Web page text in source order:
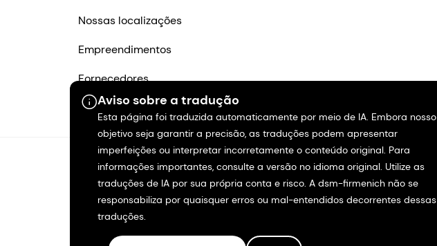
Aviso sobre a tradução
Esta página foi traduzida automaticamente por meio de IA. Embora nosso
objetivo seja garantir a precisão, as traduções podem apresentar
imperfeições ou interpretar incorretamente o conteúdo original. Para
informações importantes, consulte a versão no idioma original. Utilize as
traduções de IA por sua própria conta e risco. A dsm-firmenich não se
responsabiliza por quaisquer erros ou mal-entendidos decorrentes dessas
traduções.
Nossas localizações
Empreendimentos
Fornecedores
Entre em contato